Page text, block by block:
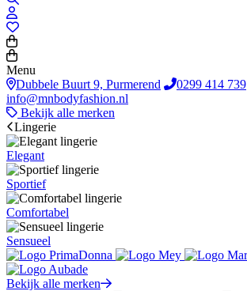
Menu
Dubbele Buurt 9, Purmerend
0299 414 739
info@mnbodyfashion.nl
Bekijk alle merken
Lingerie
Elegant
Sportief
Comfortabel
Sensueel
Bekijk alle merken